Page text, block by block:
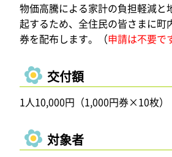
物価高騰による家計の負担軽減と
起するため、全住民の皆さまに町
券を配布します。（申請は不要で
交付額
1人10,000円（1,000円券×10枚）
対象者